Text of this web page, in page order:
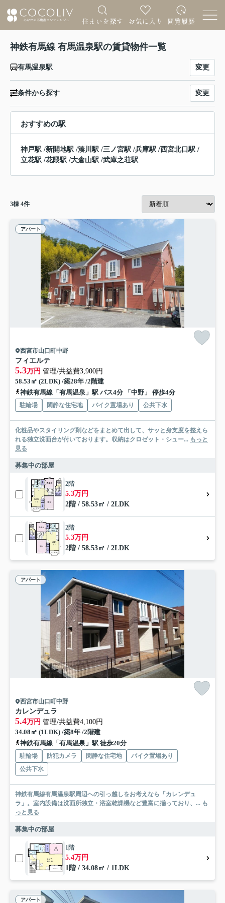
神鉄有馬線 有馬温泉駅の賃貸物件一覧
有馬温泉駅 変更
条件から探す 変更
おすすめの駅
神戸駅 /新開地駅 /湊川駅 /三ノ宮駅 /兵庫駅 /西宮北口駅 /
立花駅 /花隈駅 /大倉山駅 /武庫之荘駅
3棟 4件
アパート
西宮市山口町中野
フィエルテ
5.3万円 管理/共益費3,900円
58.53㎡ (2LDK) /築28年 /2階建
神鉄有馬線「有馬温泉」駅 バス4分 「中野」 停歩4分
駐輪場 閑静な住宅地 バイク置場あり 公共下水
化粧品やスタイリング剤などをまとめて出して、サッと身支度を整えら
れる独立洗面台が付いております。収納はクロゼット・シュー... もっと
見る
募集中の部屋
2階
5.3万円
2階 / 58.53㎡ / 2LDK
2階
5.3万円
2階 / 58.53㎡ / 2LDK
アパート
西宮市山口町中野
カレンデュラ
5.4万円 管理/共益費4,100円
34.08㎡ (1LDK) /築8年 /2階建
神鉄有馬線「有馬温泉」駅 徒歩20分
駐輪場 防犯カメラ 閑静な住宅地
バイク置場あり
公共下水
神鉄有馬線有馬温泉駅周辺への引っ越しをお考えなら「カレンデュ
ラ」。室内設備は洗面所独立・浴室乾燥機など豊富に揃っており、... も
っと見る
募集中の部屋
1階
5.4万円
1階 / 34.08㎡ / 1LDK
アパート